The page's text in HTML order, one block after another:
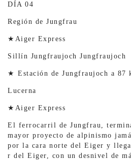
DÍA 04
Región de Jungfrau
★Aiger Express
Sillín Jungfraujoch Jungfraujoch
★ Estación de Jungfraujoch a 87
Lucerna
★Aiger Express
El ferrocarril de Jungfrau,
mayor proyecto de alpinismo
por la cara norte del Eiger y
r del Eiger, con un desnivel de